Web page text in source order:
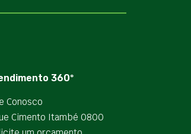
360º
Conosco
Cimento Itambé 0800